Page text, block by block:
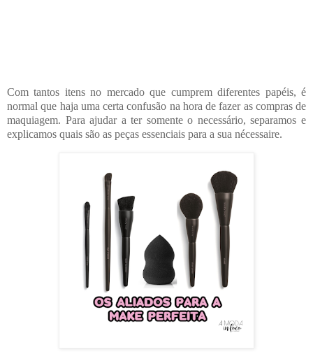
Com tantos itens no mercado que cumprem diferentes papéis, é
normal que haja uma certa confusão na hora de fazer as compras de
maquiagem. Para ajudar a ter somente o necessário, separamos e
explicamos quais são as peças essenciais para a sua nécessaire.